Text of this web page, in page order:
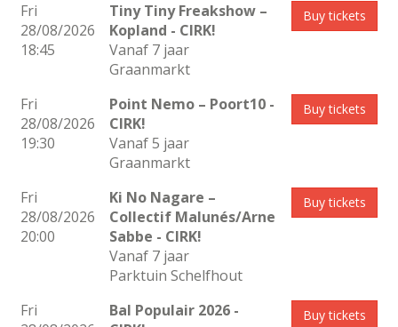
Fri
28/08/2026
18:45
Tiny Tiny Freakshow –
Kopland - CIRK!
Vanaf 7 jaar
Graanmarkt
Buy tickets
Fri
28/08/2026
19:30
Point Nemo – Poort10 -
CIRK!
Vanaf 5 jaar
Graanmarkt
Buy tickets
Fri
28/08/2026
20:00
Ki No Nagare –
Collectif Malunés/Arne
Sabbe - CIRK!
Vanaf 7 jaar
Parktuin Schelfhout
Buy tickets
Fri
Bal Populair 2026 -
Buy tickets